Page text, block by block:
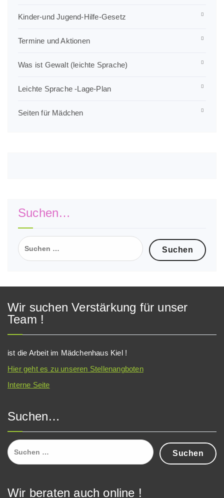
Kinder-und Jugend-Hilfe-Gesetz
Termine und Aktionen
Was ist Gewalt (leichte Sprache)
Leichte Sprache -Lage-Plan
Seiten für Mädchen
Suchen…
Suchen
nach:
Wir suchen Verstärkung für unser
Team !
ist die Arbeit im Mädchenhaus Kiel !
Hier geht es zu unseren Stellenangboten
Interne Seite
Suchen…
Suchen
nach:
Wir beraten auch online !